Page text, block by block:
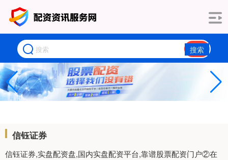
搜索
信钰证券
信钰证券,实盘配资盘,国内实盘配资平台,靠谱股票配资门户②在